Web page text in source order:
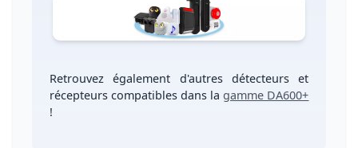
Retrouvez également d'autres détecteurset
récepteurs compatiblesdans lagamme DA600+
!